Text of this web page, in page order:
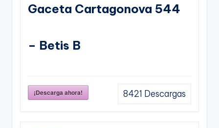
Gaceta Cartagonova 544
– Betis B
¡Descarga ahora! 8421 Descargas